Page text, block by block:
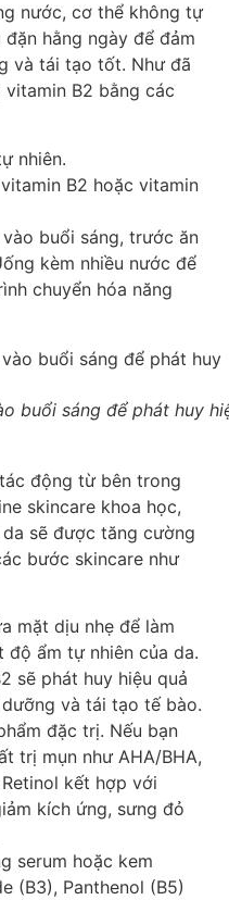
nước, cơ thể không tự
hằng ngày để đảm
và tái tạo tốt. Như đã
B2 bằng các
nhiên.
B2 hoặc vitamin
buổi sáng, trước ăn
kèm nhiều nước để
chuyển hóa năng
buổi sáng để phát huy
động từ bên trong
skincare khoa học,
sẽ được tăng cường
bước skincare như
mặt dịu nhẹ để làm
độ ẩm tự nhiên của da.
sẽ phát huy hiệu quả
và tái tạo tế bào.
đặc trị. Nếu bạn
trị mụn như AHA/BHA,
kết hợp với
kích ứng, sưng đỏ
serum hoặc kem
(B3), Panthenol (B5)